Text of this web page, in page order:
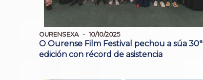
OURENSEXA 10/10/2025
O Ourense Film Festival pechou a súa 30ª
edición con récord de asistencia